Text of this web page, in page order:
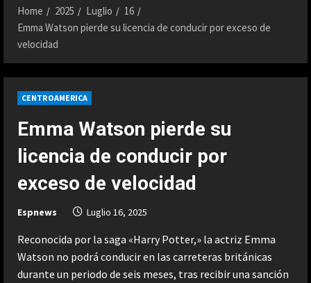
Home 2025 Luglio
16
Emma Watson pierde su licencia de conducir por exceso de
velocidad
CENTROAMERICA
Emma Watson pierde su
licencia de conducir por
exceso de velocidad
Espnews Luglio 16, 2025
Reconocida por la saga «Harry Potter,» la actriz Emma
Watson no podrá conducir en las carreteras británicas
durante un periodo de seis meses, tras recibir una sanción